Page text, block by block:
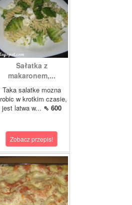
Sałatka z
makaronem,...
Taka salatke mozna
w krotkim czasie,
jest latwa w... ⇖ 600
Zobacz przepis!